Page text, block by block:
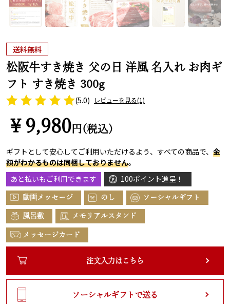
送料無料
松阪牛すき焼き 父の日 洋風 名入れ お肉ギ
フト すき焼き 300g
(5.0) レビューを見る(1)
￥9,980 円(税込)
ギフトとして安心してご利用いただけるよう、すべての商品で、 金
額がわかるものは同梱しておりません。
あと払いもご利用できます
100ポイント進呈！
動画メッセージ のし ソーシャルギフト
風呂敷 メモリアルスタンド
メッセージカード
注文入力はこちら
ソーシャルギフトで送る